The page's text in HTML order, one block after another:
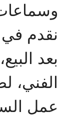
نقدم
بعد
الفني،
عمل